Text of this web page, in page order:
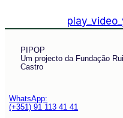
PIPOP
Um projecto da Fundação
Castro
WhatsApp:
(+351) 91 113 41 41